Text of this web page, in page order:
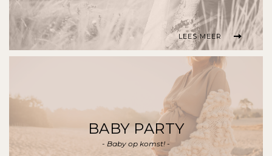
LEES MEER
BABY PARTY
- Baby op komst! -